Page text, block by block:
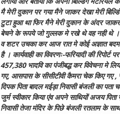
मै मेरी दुकान पर गया मैने जाकर देखा मेरी
टुटा हुआ था फिर मैने मेरी दुकान के अंदर जाकर
बेचने के रूपये जो गुल्लक मे रखे थे वह नही थे ।
व शटर उचका कर आज रात मे कोई अज्ञात
है । कार्यवाही का विवरणः-फरियादी की
457,380 भादवि का पंजीबद्ध कर विवेचना मे
गए, आसपास के सीसीटीवी कैमरा चेक किए गए
दिपक पिता बादल मईड़ा निवासी बंजली का
जुर्म स्वीकार किया एंव अपने साथियों अजय
निवासी तेजा मंदिर के पिछे बंजली रतलाम के